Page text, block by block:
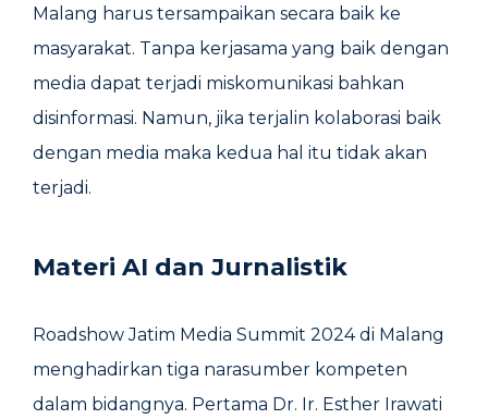
Malang harus tersampaikan secara baik ke
masyarakat. Tanpa kerjasama yang baik dengan
media dapat terjadi miskomunikasi bahkan
disinformasi. Namun, jika terjalin kolaborasi baik
dengan media maka kedua hal itu tidak akan
terjadi.
Materi AI dan Jurnalistik
Roadshow Jatim Media Summit 2024 di Malang
menghadirkan tiga narasumber kompeten
dalam bidangnya. Pertama Dr. Ir. Esther Irawati